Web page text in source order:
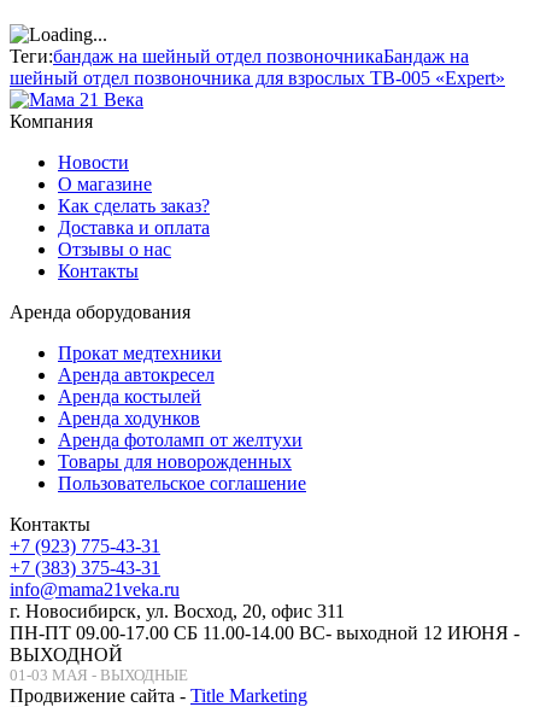
Теги:бандаж на шейный отдел позвоночникаБандаж на
шейный отдел позвоночника для взрослых ТВ-005 «Expert»
Компания
Новости
О магазине
Как сделать заказ?
Доставка и оплата
Отзывы о нас
Контакты
Аренда оборудования
Прокат медтехники
Аренда автокресел
Аренда костылей
Аренда ходунков
Аренда фотоламп от желтухи
Товары для новорожденных
Пользовательское соглашение
Контакты
+7 (923) 775-43-31
+7 (383) 375-43-31
info@mama21veka.ru
г. Новосибирск, ул. Восход, 20, офис 311
ПН-ПТ 09.00-17.00 СБ 11.00-14.00 ВС- выходной 12 ИЮНЯ -
ВЫХОДНОЙ
01-03 МАЯ - ВЫХОДНЫЕ
Продвижение сайта - Title Marketing